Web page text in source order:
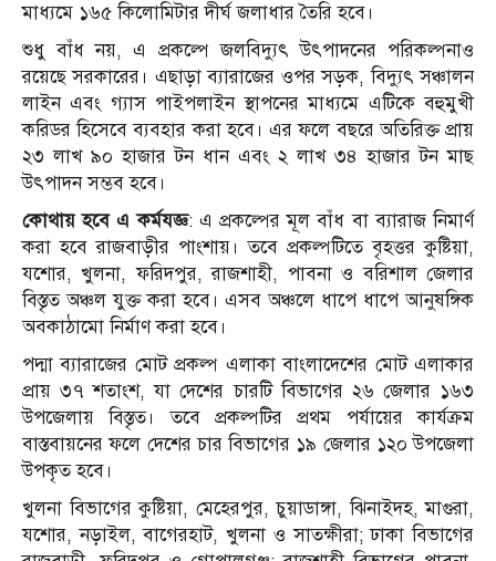
মাধ্যমে ১৬৫ কিলোমিটার দীর্ঘ জলাধার তৈরি হবে।
শুধু বাঁধ নয়, এ প্রকল্পে জলবিদ্যুৎ উৎপাদনের পরিকল্পনাও
রয়েছে সরকারের। এছাড়া ব্যারাজের ওপর সড়ক, বিদ্যুৎ সঞ্চালন
লাইন এবং গ্যাস পাইপলাইন স্থাপনের মাধ্যমে এটিকে বহুমুখী
করিডর হিসেবে ব্যবহার করা হবে। এর ফলে বছরে অতিরিক্ত প্রায়
২৩ লাখ ৯০ হাজার টন ধান এবং ২ লাখ ৩৪ হাজার টন মাছ
উৎপাদন সম্ভব হবে।
কোথায় হবে এ কর্মযজ্ঞ: এ প্রকল্পের মূল বাঁধ বা ব্যারাজ নিমার্ণ
করা হবে রাজবাড়ীর পাংশায়। তবে প্রকল্পটিতে বৃহত্তর কুষ্টিয়া,
যশোর, খুলনা, ফরিদপুর, রাজশাহী, পাবনা ও বরিশাল জেলার
বিস্তৃত অঞ্চল যুক্ত করা হবে। এসব অঞ্চলে ধাপে ধাপে আনুষঙ্গিক
অবকাঠামো নির্মাণ করা হবে।
পদ্মা ব্যারাজের মোট প্রকল্প এলাকা বাংলাদেশের মোট এলাকার
প্রায় ৩৭ শতাংশ, যা দেশের চারটি বিভাগের ২৬ জেলার ১৬৩
উপজেলায় বিস্তৃত। তবে প্রকল্পটির প্রথম পর্যায়ের কার্যক্রম
বাস্তবায়নের ফলে দেশের চার বিভাগের ১৯ জেলার ১২০ উপজেলা
উপকৃত হবে।
খুলনা বিভাগের কুষ্টিয়া, মেহেরপুর, চুয়াডাঙ্গা, ঝিনাইদহ, মাগুরা,
যশোর, নড়াইল, বাগেরহাট, খুলনা ও সাতক্ষীরা; ঢাকা বিভাগের